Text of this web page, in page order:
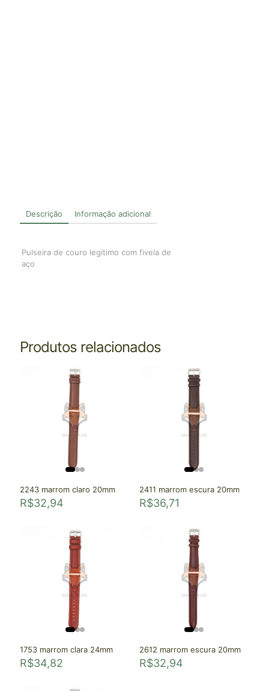
Descrição Informação adicional
Pulseira de couro legitimo com fivela de
aço
Produtos relacionados
2243 marrom claro 20mm
R$32,94
2411 marrom escura 20mm
R$36,71
1753 marrom clara 24mm
R$34,82
2612 marrom escura 20mm
R$32,94